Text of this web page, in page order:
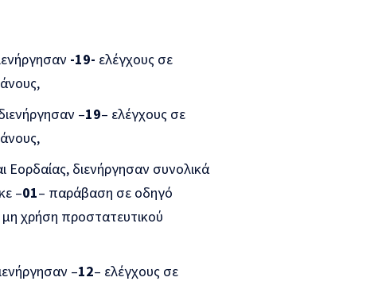
-19- ελέγχους σε
–19– ελέγχους σε
διενήργησαν συνολικά
–01– παράβαση σε οδηγό
χρήση προστατευτικού
–12– ελέγχους σε